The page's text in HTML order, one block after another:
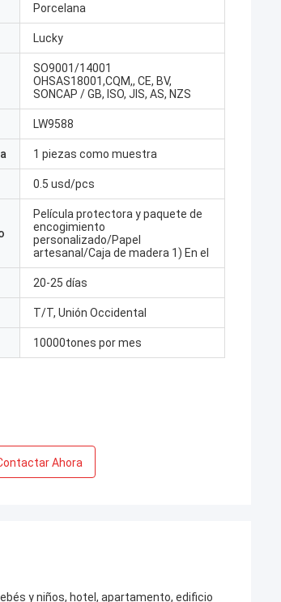
Porcelana
Lucky
SO9001/14001
OHSAS18001,CQM,, CE, BV,
SONCAP / GB, ISO, JIS, AS, NZS
LW9588
1 piezas como muestra
0.5 usd/pcs
Película protectora y paquete de
encogimiento
personalizado/Papel
artesanal/Caja de madera 1) En el
20-25 días
T/T, Unión Occidental
10000tones por mes
Ahora
y niños, hotel, apartamento, edificio